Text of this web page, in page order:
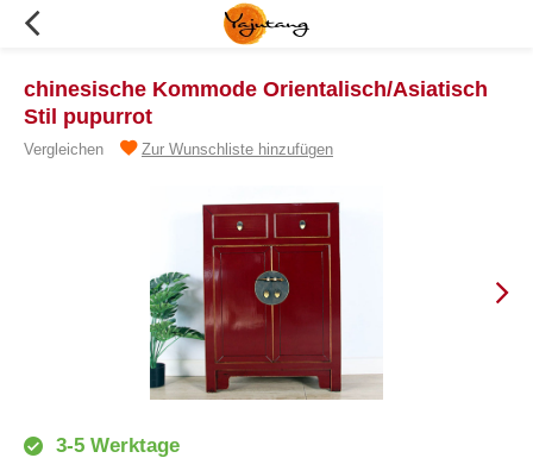
chinesische Kommode Orientalisch/Asiatisch
Stil pupurrot
Vergleichen Zur Wunschliste hinzufügen
3-5 Werktage